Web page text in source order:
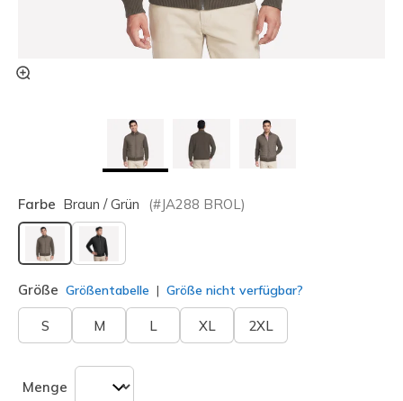
Farbe Braun / Grün (#JA288 BROL)
ausgewählt
Größe Größentabelle Größe nicht verfügbar?
S M L XL 2XL
Menge